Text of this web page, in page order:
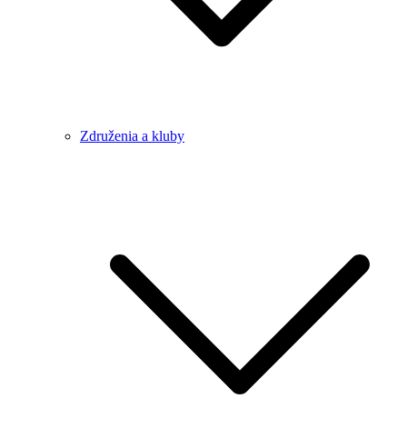
Združenia a kluby